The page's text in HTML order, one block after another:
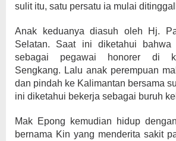
sulit itu, satu persatu ia mulai
Anak keduanya diasuh oleh Hj.
Selatan. Saat ini diketahui bahwa
sebagai pegawai honorer di
Sengkang. Lalu anak perempuan
dan pindah ke Kalimantan bersama
ini diketahui bekerja sebagai buruh
Mak Epong kemudian hidup
bernama Kin yang menderita sakit